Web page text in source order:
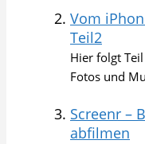
Vom
Teil2
Hier folgt
Fotos und
Screenr –
abfilmen